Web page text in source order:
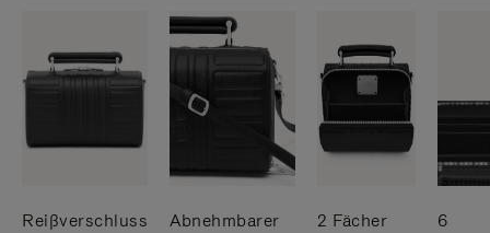
Reißverschluss
Abnehmbarer
2 Fächer
6